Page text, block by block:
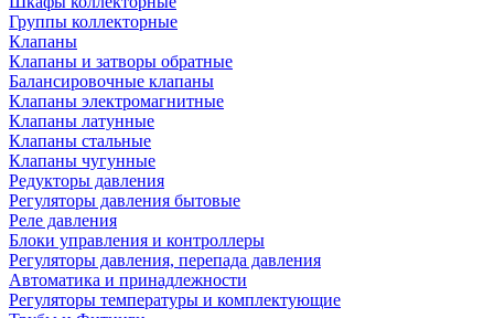
Группы коллекторные
Клапаны
Клапаны и затворы обратные
Балансировочные клапаны
Клапаны электромагнитные
Клапаны латунные
Клапаны стальные
Клапаны чугунные
Редукторы давления
Регуляторы давления бытовые
Реле давления
Блоки управления и контроллеры
Регуляторы давления, перепада давления
Автоматика и принадлежности
Регуляторы температуры и комплектующие